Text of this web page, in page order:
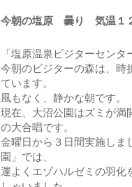
今朝の塩原 曇り 気温
「塩原温泉ビジターセンタ
今朝のビジターの森は、時
ています。
風もなく、静かな朝です。
現在、大沼公園はズミが満
の大合唱です。
金曜日から３日間実施しま
園」では、
運よくエゾハルゼミの羽化